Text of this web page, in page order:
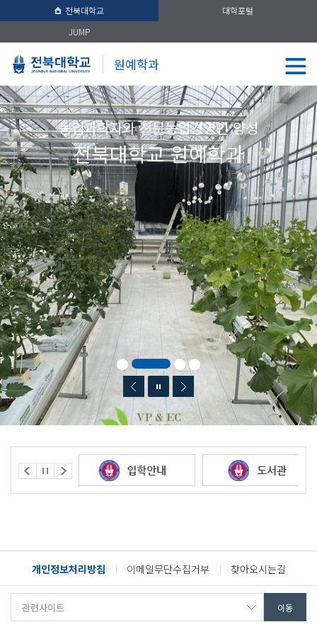
전북대학교
대학포털
JUMP
원예학과
농업과학자와 전문농업경영인 양성
전북대학교 원예학과
개인정보처리방침 이메일무단수집거부 찾아오시는길